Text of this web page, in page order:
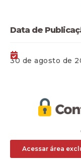
Data de
30 de agosto de
Acessar área